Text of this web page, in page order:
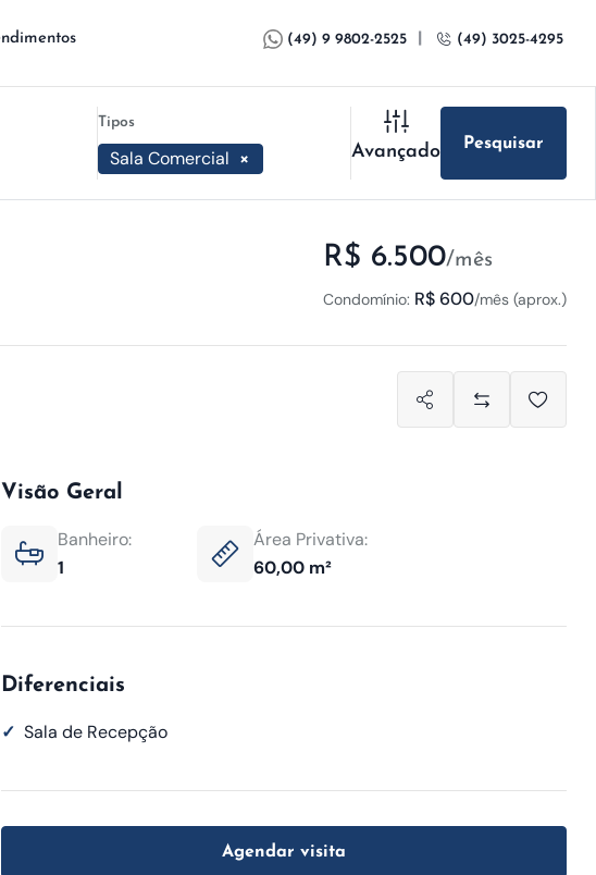
(49) 9 9802-2525 | (49) 3025-4295
Tipos
×
Sala Comercial Avançado Pesquisar
R$ 6.500/mês
Condomínio: R$ 600/mês (aprox.)
Visão Geral
Banheiro:
1
Área Privativa:
60,00 m²
Diferenciais
✓ Sala de Recepção
Agendar visita